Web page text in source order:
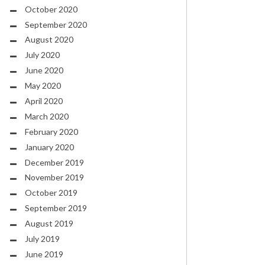
October 2020
September 2020
August 2020
July 2020
June 2020
May 2020
April 2020
March 2020
February 2020
January 2020
December 2019
November 2019
October 2019
September 2019
August 2019
July 2019
June 2019